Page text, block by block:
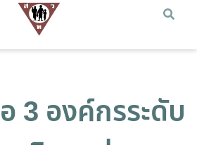
3 องค์กรระดับ